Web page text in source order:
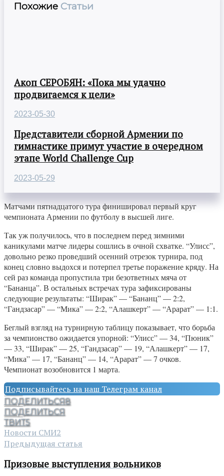
Похожие Статьи
Акоп СЕРОБЯН: «Пока мы удачно
продвигаемся к цели»
2023-05-30
Представители сборной Армении по
гимнастике примут участие в очередном
этапе World Challenge Cup
2023-05-29
Матчами пятнадцатого тура финишировал первый круг
чемпионата Армении по футболу в высшей лиге.
Так уж получилось, что в последнем перед зимними
каникулами матче лидеры сошлись в очной схватке. “Улисс”,
довольно резко проведший осенний отрезок турнира, под
конец словно выдохся и потерпел третье поражение кряду. На
сей раз команда пропустила три безответных мяча от
“Бананца”. В остальных встречах тура зафиксированы
следующие результаты: “Ширак” — “Бананц” — 2:2,
“Гандзасар” — “Мика” — 2:2, “Алашкерт” — “Арарат” — 1:1.
Беглый взгляд на турнирную таблицу показывает, что борьба
за чемпионство ожидается упорной: “Улисс” — 34, “Пюник”
— 33, “Ширак” — 25, “Гандзасар” — 19, “Алашкерт” — 17,
“Мика” — 17, “Бананц” — 14, “Арарат” — 7 очков.
Чемпионат возобновится 1 марта.
Подписывайтесь на наш Телеграм канал
ПОДЕЛИТЬСЯ8
ПОДЕЛИТЬСЯ
ТВИТ5
Новости СМИ2
Предыдущая статья
Призовые выступления вольников